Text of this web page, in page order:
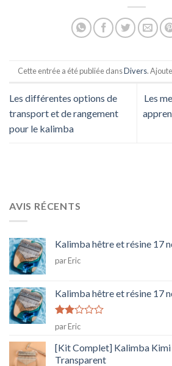
Cette entrée a été publiée dansDivers.
Les différentes options de
transport et de rangement
pour le kalimba
Les
AVIS RÉCENTS
Kalimba hêtre et résine 17
par Eric
Kalimba hêtre et résine 17
Note
2
sur
5
par Eric
[Kit Complet] Kalimba
Transparent